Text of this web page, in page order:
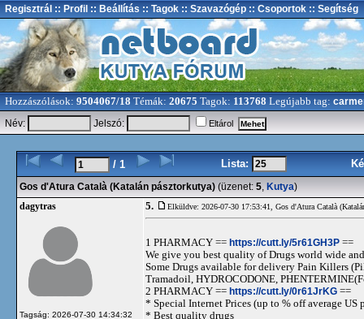
Regisztrál :: Profil :: Beállítás :: Tagok :: Szavazógép :: Csoportok :: Segítség
Hozzászólások: 9504067/18 Témák: 20675 Tagok: 113768 Legújabb tag:
Név:
Jelszó: Eltárol
/ 1 Lista:
Gos d'Atura Català (Katalán pásztorkutya) (üzenet: 5, Kutya)
dagytras
Tagság: 2026-07-30 14:34:32
5. Elküldve: 2026-07-30 17:53:41, Gos d'Atura Català
1 PHARMACY == https://cutt.ly/5r61GH3P ==
We give you best quality of Drugs world wide
Some Drugs available for delivery Pain Killers
Tramadoil, HYDROCODONE,
2 PHARMACY == https://cutt.ly/0r61JrKG ==
* Special Internet Prices (up to % off average US
* Best quality drugs